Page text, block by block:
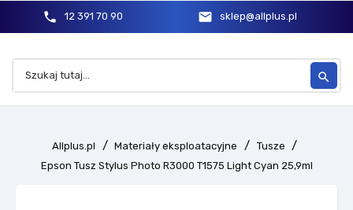
phone 12 391 70 90 mail sklep@allplus.pl
search
Allplus.pl Materiały eksploatacyjne
Tusze
Epson Tusz Stylus Photo R3000 T1575 Light Cyan 25,9ml